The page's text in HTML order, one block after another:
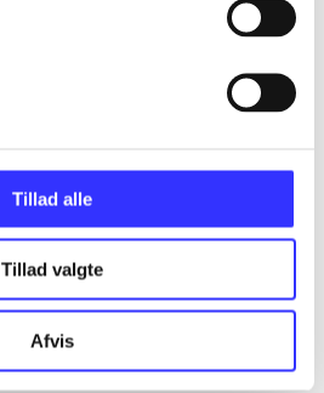
Tillad alle
Tillad valgte
Afvis